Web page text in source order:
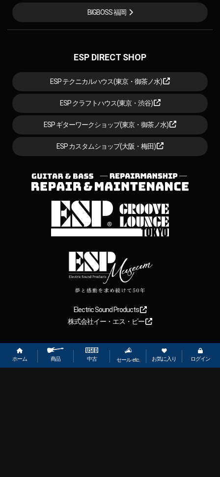
ホーム 商品 中古 セール etc. お気に入り ログイン
BIGBOSS 福岡
ESP DIRECT SHOP
ESP テクニカルハウス(東京・御茶ノ水)
ESP クラフトハウス(東京・渋谷)
ESP ギターワークショップ(東京・御茶ノ水)
ESP カスタムショップ(大阪・梅田)
Electric Sound Products
株式会社イー・エス・ピー
Copyright 2026【ESP直営】BIGBOSS オンラインマーケット(ギター＆
ベース). All rights reserved.